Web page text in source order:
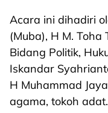
Acara ini dihadiri
(Muba), H M.
Bidang Politik,
Iskandar
H Muhammad
agama, tokoh adat.